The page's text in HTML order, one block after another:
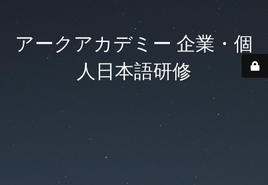
アークアカデミー 企業・個
人日本語研修